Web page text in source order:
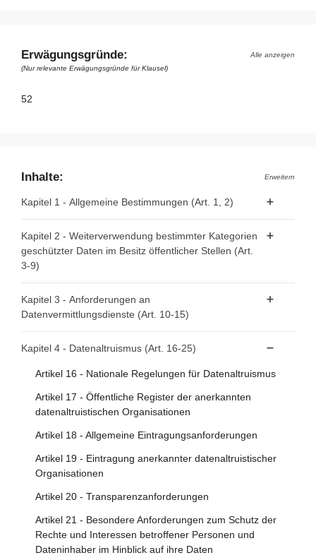
Erwägungsgründe:
Alle anzeigen
(Nur relevante Erwägungsgründe für Klausel)
52
Inhalte: Erweitern
Kapitel 1 - Allgemeine Bestimmungen (Art. 1, 2)
Artikel 2 - Begriffsbestimmungen
Kapitel 2 - Weiterverwendung bestimmter Kategorien
geschützter Daten im Besitz öffentlicher Stellen (Art.
3-9)
Artikel 4 - Verbot von Ausschließlichkeitsvereinbarungen
Artikel 8 - Zentrale Informationsstellen
Artikel 9 - Verfahren für Anträge auf Weiterverwendung
Kapitel 3 - Anforderungen an
Datenvermittlungsdienste (Art. 10-15)
Datenvermittlungsdiensten
Artikel 12 - Bedingungen für die Erbringung von
Datenvermittlungsdiensten
Artikel 13 - Zuständige Behörden für
Datenvermittlungsdienste
Artikel 14 - Überwachung der Einhaltung
Artikel 15 - Ausnahmen
Kapitel 4 - Datenaltruismus (Art. 16-25)
Artikel 16 - Nationale Regelungen für Datenaltruismus
Artikel 17 - Öffentliche Register der anerkannten
datenaltruistischen Organisationen
Artikel 18 - Allgemeine Eintragungsanforderungen
Artikel 19 - Eintragung anerkannter datenaltruistischer
Organisationen
Artikel 20 - Transparenzanforderungen
Artikel 21 - Besondere Anforderungen zum Schutz der
Rechte und Interessen betroffener Personen und
Dateninhaber im Hinblick auf ihre Daten